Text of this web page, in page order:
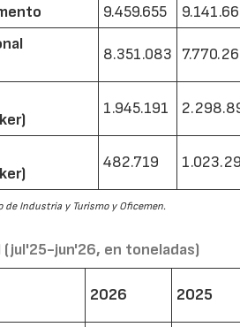
9.459.655
8.351.083
1.945.191
482.719
de Industria y Turismo y Oficemen.
(jul'25-jun'26, en toneladas)
2026 2025